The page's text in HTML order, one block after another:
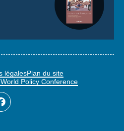
légalesPlan du site
World Policy Conference